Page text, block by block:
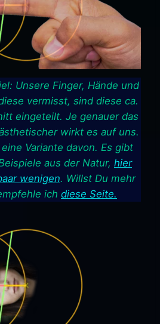
Unsere Finger, Hände und
vermisst, sind diese ca.
eingeteilt. Je genauer das
wirkt es auf uns.
Variante davon. Es gibt
aus der Natur, hier
wenigen. Willst Du mehr
ich diese Seite.